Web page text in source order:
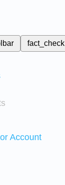
fact_check
Account